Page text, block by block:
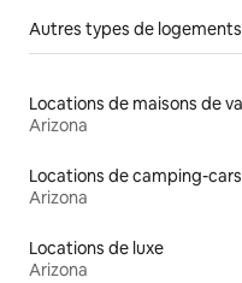
Autres types de logements
Arizona
Locations de camping-cars
Arizona
Locations de luxe
Arizona